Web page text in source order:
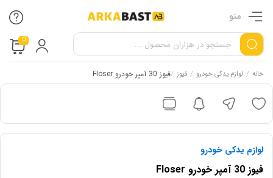
منو
0
خانه / لوازم یدکی خودرو / فیوز /فیوز 30 آمپر خودرو Floser
لوازم یدکی خودرو
فیوز 30 آمپر خودرو Floser